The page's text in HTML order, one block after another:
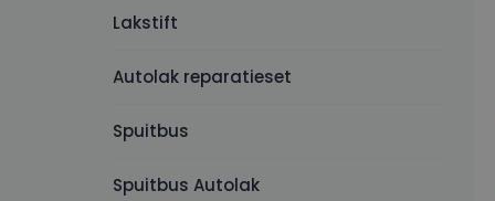
Lakstift
Autolak reparatieset
Spuitbus
Spuitbus Autolak